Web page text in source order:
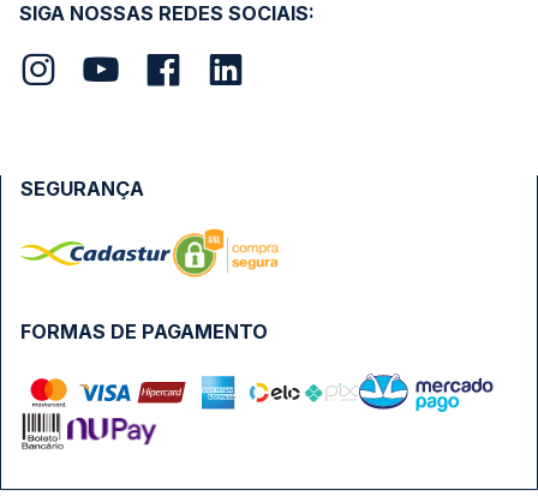
SIGA NOSSAS REDES SOCIAIS:
FORMAS DE PAGAMENTO
SEGURANÇA